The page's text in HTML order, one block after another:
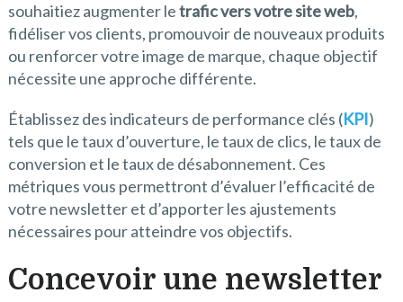
souhaitiez augmenter letrafic vers votre site web,
fidéliser vos clients, promouvoir de nouveaux produits
ou renforcer votre image de marque, chaque objectif
nécessite une approche différente.
Établissez des indicateurs de performance clés (KPI)
tels que le taux d’ouverture, le taux de clics, le taux de
conversion et le taux de désabonnement. Ces
métriques vous permettront d’évaluer l’efficacité de
votre newsletter et d’apporter les ajustements
nécessaires pour atteindre vos objectifs.
Concevoir une newsletter